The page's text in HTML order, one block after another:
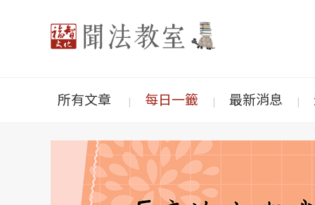
所有文章 每日一籤 最新消息